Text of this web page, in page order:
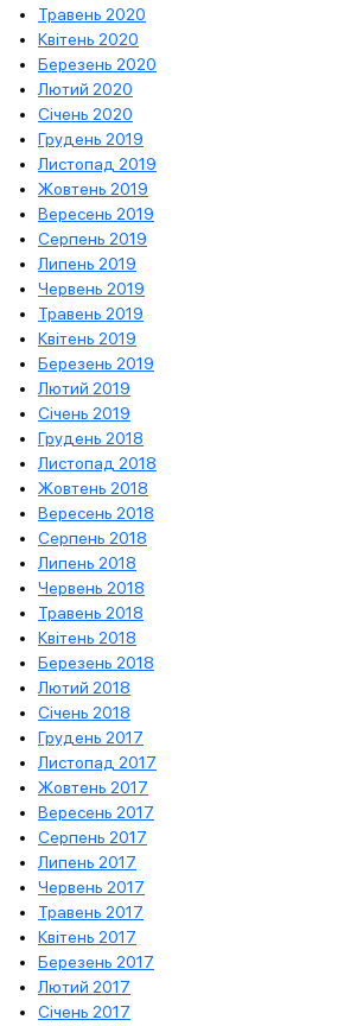
Травень 2020
Квітень 2020
Березень 2020
Лютий 2020
Січень 2020
Грудень 2019
Листопад 2019
Жовтень 2019
Вересень 2019
Серпень 2019
Липень 2019
Червень 2019
Травень 2019
Квітень 2019
Березень 2019
Лютий 2019
Січень 2019
Грудень 2018
Листопад 2018
Жовтень 2018
Вересень 2018
Серпень 2018
Липень 2018
Червень 2018
Травень 2018
Квітень 2018
Березень 2018
Лютий 2018
Січень 2018
Грудень 2017
Листопад 2017
Жовтень 2017
Вересень 2017
Серпень 2017
Липень 2017
Червень 2017
Травень 2017
Квітень 2017
Березень 2017
Лютий 2017
Січень 2017